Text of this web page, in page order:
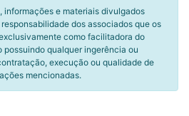
informações e materiais divulgados
dos associados que os
como facilitadora do
qualquer ingerência ou
execução ou qualidade de
mencionadas.